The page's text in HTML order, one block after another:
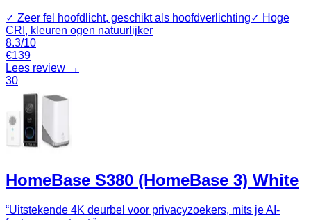
✓ Zeer fel hoofdlicht, geschikt als hoofdverlichting✓ Hoge
CRI, kleuren ogen natuurlijker
8.3/10
€139
Lees review →
30
HomeBase S380 (HomeBase 3) White
“Uitstekende 4K deurbel voor privacyzoekers, mits je AI-